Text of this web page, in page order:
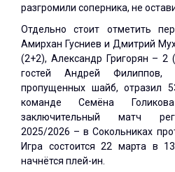
разгромили соперника, не
Отдельно стоит отметить
Амирхан Гусниев и Дмитрий
(2+2), Александр Григорян – 2
гостей Андрей Филиппов,
пропущенных шайб, отразил
команде Семёна
заключительный матч
2025/2026 – в Сокольниках
Игра состоится 22 марта в
начнётся плей-ин.